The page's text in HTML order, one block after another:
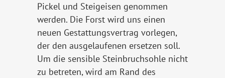
Pickel und Steigeisen genommen
werden. Die Forst wird uns einen
neuen Gestattungsvertrag vorlegen,
der den ausgelaufenen ersetzen soll.
Um die sensible Steinbruchsohle nicht
zu betreten, wird am Rand des